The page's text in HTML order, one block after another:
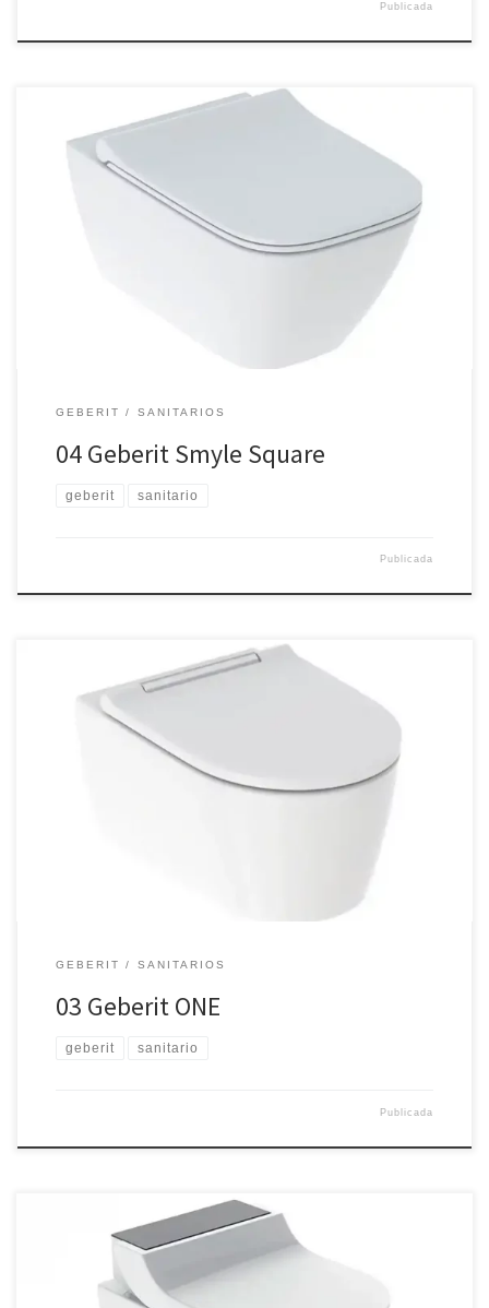
Publicada
Juego de inodoro suspendido de fondo profundo Geberit ONE,
forma cerrada, TurboFlush, con asiento y tapa del inodoro
GEBERIT SANITARIOS
04 Geberit Smyle Square
geberit sanitario
Publicada
Juego de inodoro suspendido de fondo profundo Geberit ONE,
forma cerrada, TurboFlush, con asiento y tapa del inodoro
GEBERIT SANITARIOS
03 Geberit ONE
geberit sanitario
Publicada